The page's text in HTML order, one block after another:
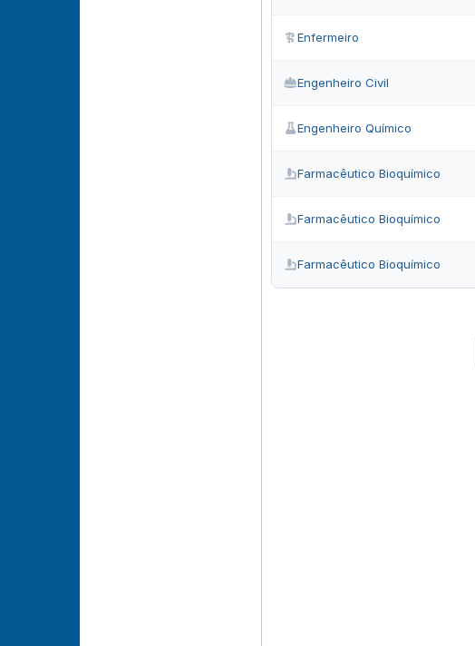
Enfermeiro
Engenheiro Civil
Engenheiro Químico
Farmacêutico Bioquímico
Farmacêutico Bioquímico
Farmacêutico Bioquímico